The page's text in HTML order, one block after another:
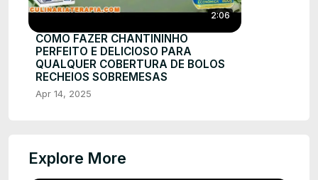
2:06
COMO FAZER CHANTININHO
PERFEITO E DELICIOSO PARA
QUALQUER COBERTURA DE BOLOS
RECHEIOS SOBREMESAS
Apr 14, 2025
Explore More